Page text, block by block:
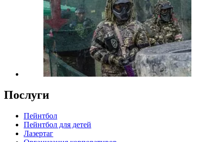
Послуги
Пейнтбол
Пейнтбол для детей
Лазертаг